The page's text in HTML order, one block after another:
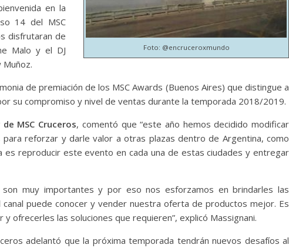
Foto: @encruceroxmundo
en la
14 del MSC
disfrutaran de
Malo y el DJ
de premiación de los MSC Awards (Buenos Aires) que distingue a
su compromiso y nivel de ventas durante la temporada 2018/2019.
MSC Cruceros, comentó que “este año hemos decidido modificar
reforzar y darle valor a otras plazas dentro de Argentina, como
es reproducir este evento en cada una de estas ciudades y entregar
muy importantes y por eso nos esforzamos en brindarles las
puede conocer y vender nuestra oferta de productos mejor. Es
ofrecerles las soluciones que requieren”, explicó Massignani.
adelantó que la próxima temporada tendrán nuevos desafíos al